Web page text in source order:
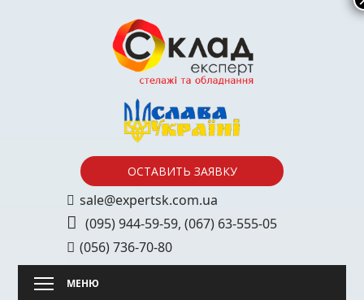
ОСТАВИТЬ ЗАЯВКУ
sale@expertsk.com.ua
(095) 944-59-59, (067) 63-555-05
(056) 736-70-80